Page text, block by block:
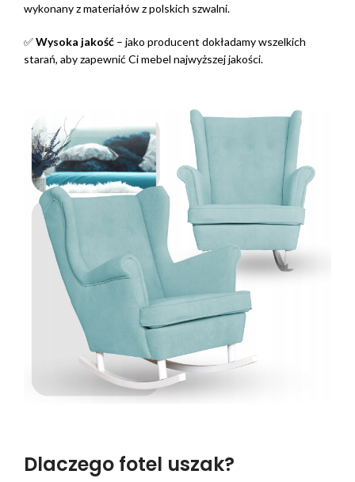
wykonany z materiałów z polskich szwalni.
✅Wysoka jakość – jako producent dokładamy wszelkich
starań, aby zapewnić Ci mebel najwyższej jakości.
Dlaczego fotel uszak?